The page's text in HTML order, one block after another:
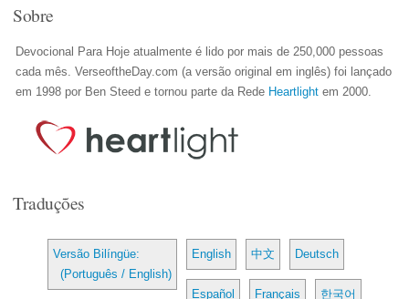
Sobre
Devocional Para Hoje atualmente é lido por mais de 250,000 pessoas
cada mês. VerseoftheDay.com (a versão original em inglês) foi lançado
em 1998 por Ben Steed e tornou parte da Rede Heartlight em 2000.
Traduções
Versão Bilíngüe:
(Português / English)
English 中文 Deutsch
Español Français 한국어